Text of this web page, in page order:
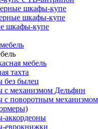
шкафы-купе
шкафы-купе
шкафы-купе
мебель
тахта
без былец
с механизмом Дельфин
с поворотным
аккордеоны
еврокнижки